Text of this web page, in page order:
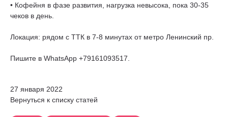
• Кофейня в фазе развития, нагрузка невысока, пока 30-35
чеков в день.
Локация: рядом с ТТК в 7-8 минутах от метро Ленинский пр.
Пишите в WhatsApp +79161093517.
27 января 2022
Вернуться к списку статей